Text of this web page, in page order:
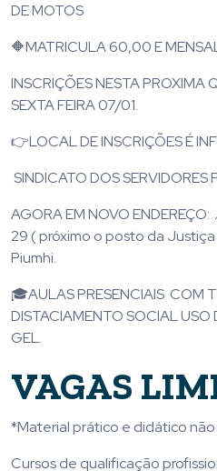
DE MOTOS
🔶MATRICULA 60,00 E
INSCRIÇÕES NESTA PROXIMA
SEXTA FEIRA 07/01.
👉LOCAL DE INSCRIÇÕES É
SINDICATO DOS SERVIDORES
AGORA EM NOVO
29 ( próximo o posto da
Piumhi.
🎓AULAS PRESENCIAIS COM
DISTACIAMENTO SOCIAL
GEL.
VAGAS
*Material prático e didático não
Cursos de qualificação